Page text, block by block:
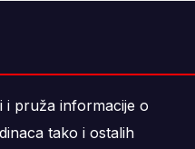
i pruža informacije o
tako i ostalih